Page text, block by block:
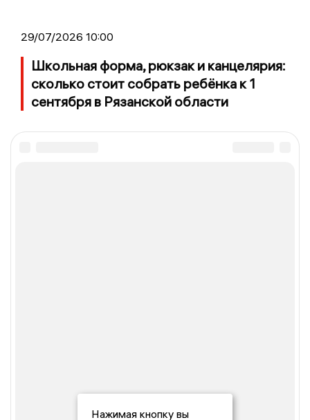
29/07/2026 10:00
Школьная форма, рюкзак и канцелярия:
сколько стоит собрать ребёнка к 1
сентября в Рязанской области
Нажимая кнопку вы